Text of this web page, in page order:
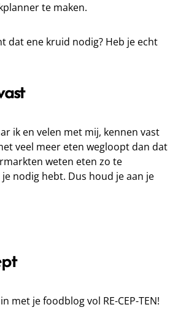
te maken.
dat ene kruid nodig? Heb je echt
ik en velen met mij, kennen vast
veel meer eten wegloopt dan dat
weten eten zo te
nodig hebt. Dus houd je aan je
met je foodblog vol RE-CEP-TEN!